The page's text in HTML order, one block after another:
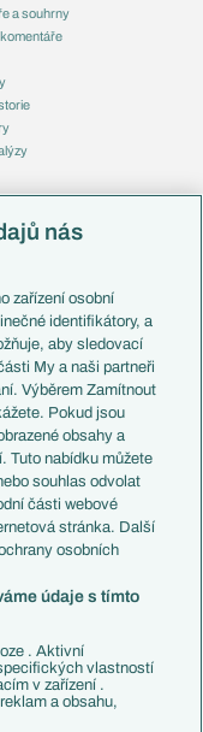
a souhrny
nás
zařízení osobní
identifikátory, a
aby sledovací
My a naši partneři
Výběrem Zamítnout
Pokud jsou
obsahy a
Tuto nabídku můžete
souhlas odvolat
části webové
stránka. Další
osobních
údaje s tímto
. Aktivní
vlastností
v zařízení .
a obsahu,